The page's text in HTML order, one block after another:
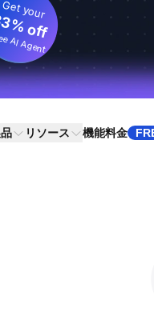
Get your
off
AI Agent
リソース 機能料金